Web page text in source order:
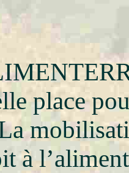
place
à